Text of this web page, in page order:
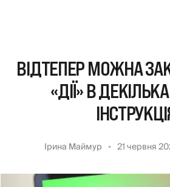
ВІДТЕПЕР МОЖНА
«ДІЇ» В
Ірина Маймур 21 червня